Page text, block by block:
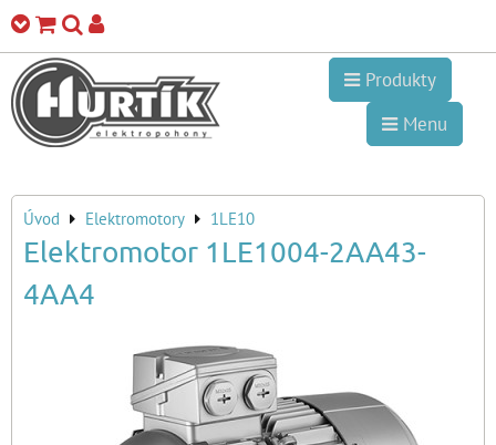
Produkty
Menu
Úvod Elektromotory 1LE10
Elektromotor 1LE1004-2AA43-
4AA4